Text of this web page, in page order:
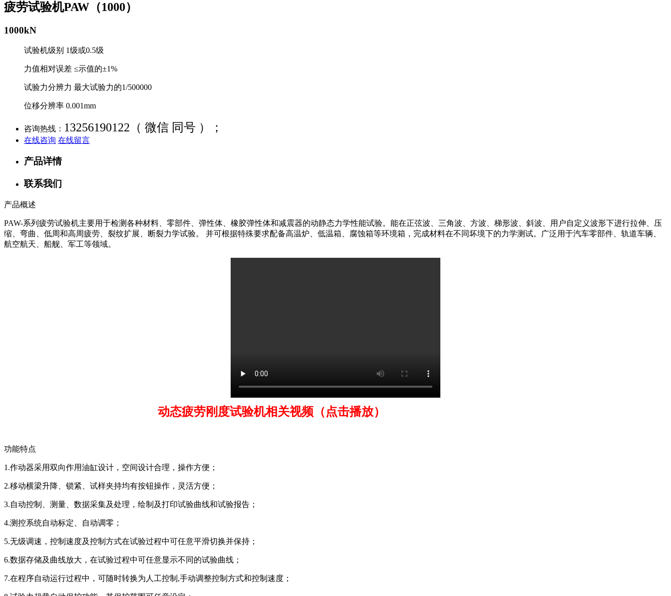
疲劳试验机PAW（1000）
1000kN
试验机级别 1级或0.5级
力值相对误差 ≤示值的±1%
试验力分辨力 最大试验力的1/500000
位移分辨率 0.001mm
咨询热线： 13256190122（ 微信 同号 ）；
在线咨询 在线留言
产品详情
联系我们
产品概述
PAW-系列疲劳试验机主要用于检测各种材料、零部件、弹性体、橡胶弹性体和减震器的动静态力学性能试验。能在正弦波、三角波、方波、梯形波、斜波、用户自定义波形下进行拉伸、压
缩、弯曲、低周和高周疲劳、裂纹扩展、断裂力学试验。 并可根据特殊要求配备高温炉、低温箱、腐蚀箱等环境箱，完成材料在不同坏境下的力学测试。广泛用于汽车零部件、轨道车辆、
航空航天、船舰、军工等领域。
动态疲劳刚度试验机相关视频（点击播放）
功能特点
1.作动器采用双向作用油缸设计，空间设计合理，操作方便；
2.移动横梁升降、锁紧、试样夹持均有按钮操作，灵活方便；
3.自动控制、测量、数据采集及处理，绘制及打印试验曲线和试验报告；
4.测控系统自动标定、自动调零；
5.无级调速，控制速度及控制方式在试验过程中可任意平滑切换并保持；
6.数据存储及曲线放大，在试验过程中可任意显示不同的试验曲线；
7.在程序自动运行过程中，可随时转换为人工控制,手动调整控制方式和控制速度；